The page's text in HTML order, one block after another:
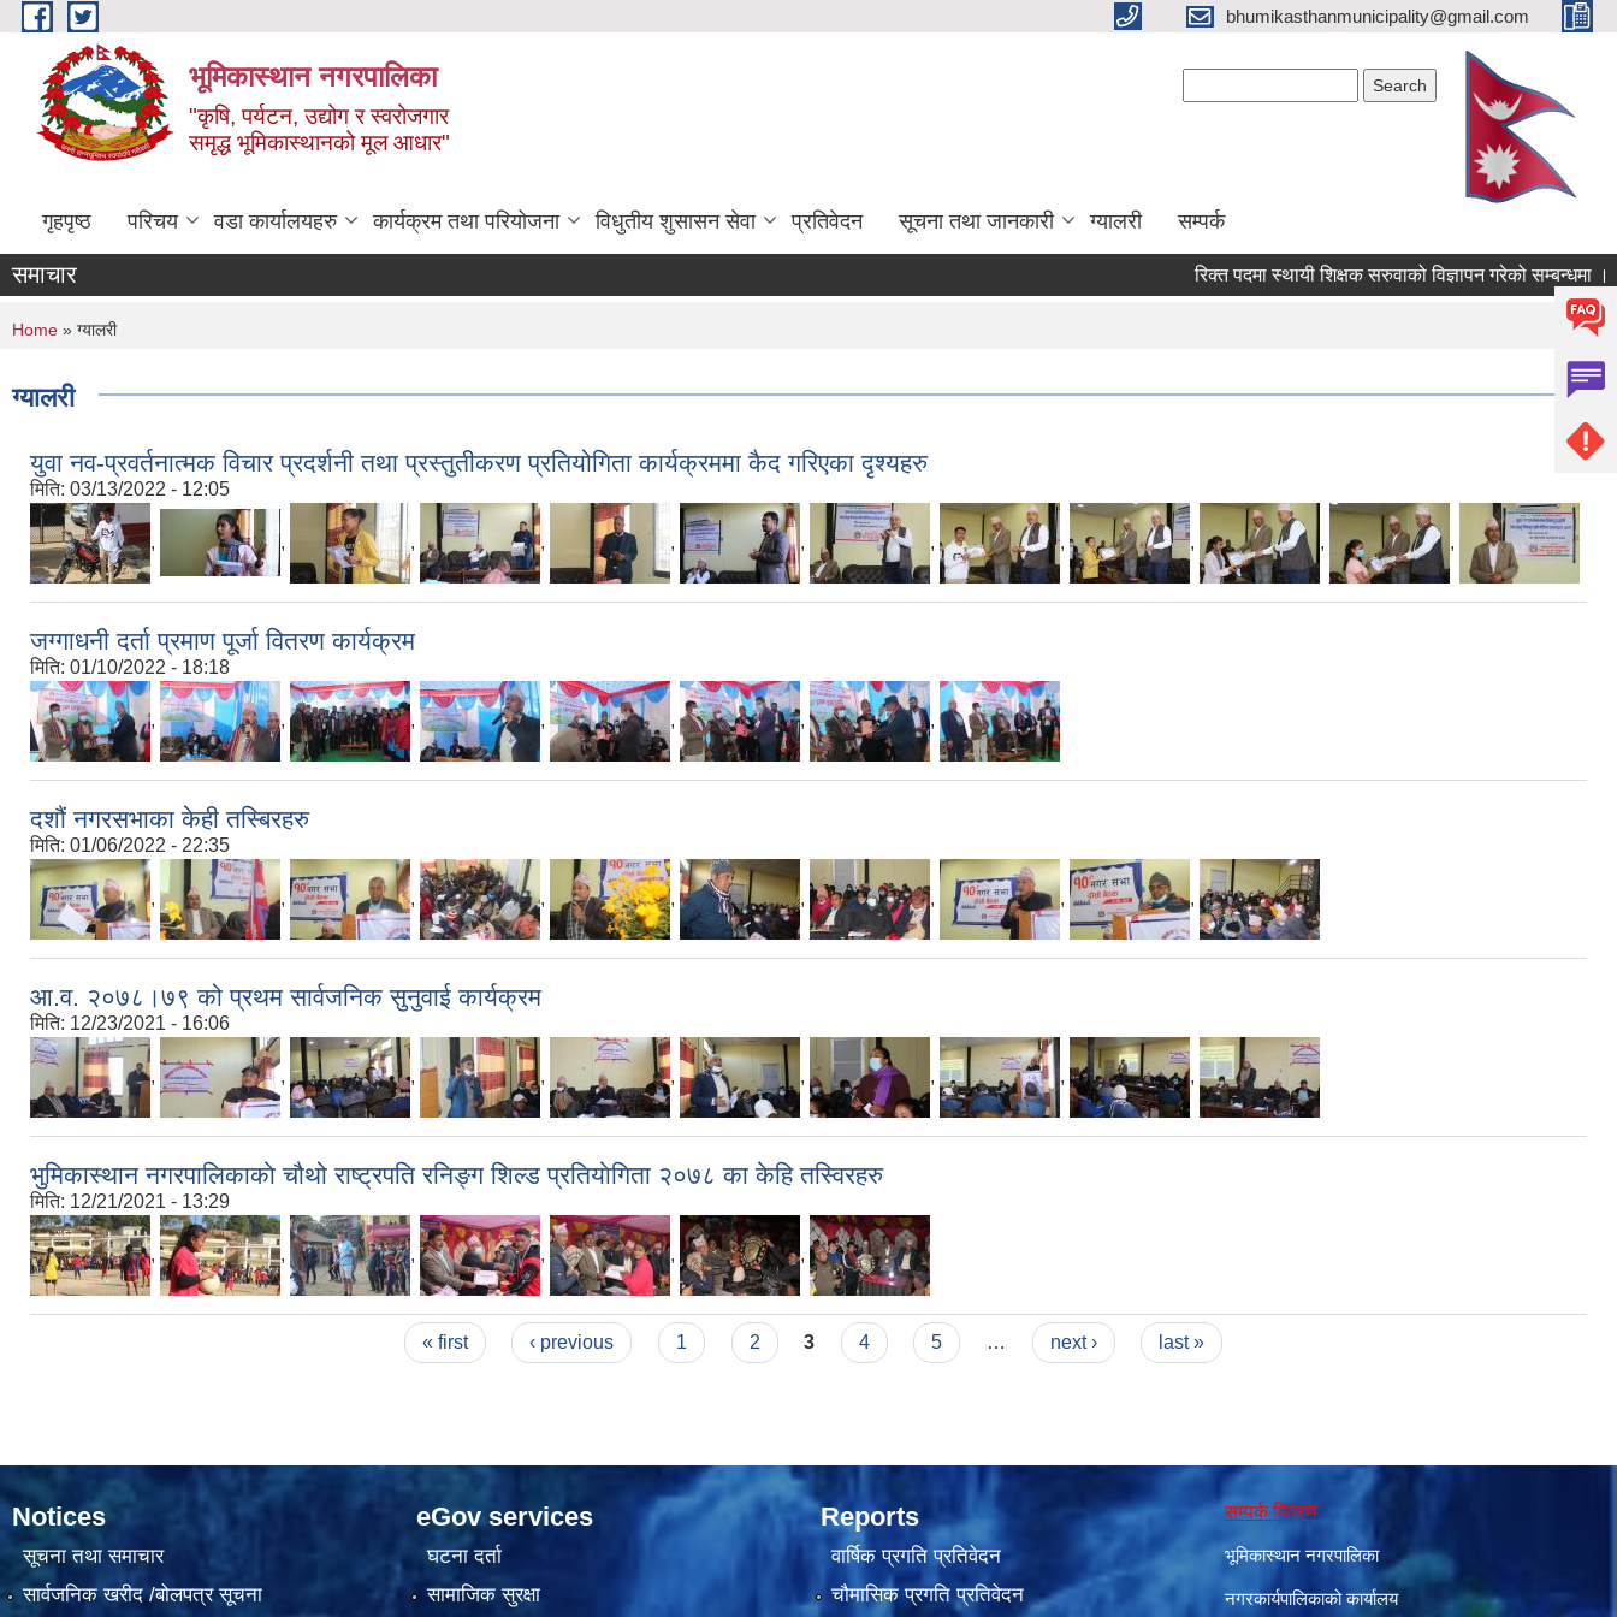
Skip to main content bhumikasthanmunicipality@gmail.com
भूमिकास्थान नगरपालिका
"कृषि, पर्यटन, उद्योग र स्वरोजगार
समृद्ध भूमिकास्थानको मूल आधार"
गृहपृष्ठ परिचय वडा कार्यालयहरु कार्यक्रम तथा परियोजना विधुतीय शुसासन सेवा प्रतिवेदन सूचना तथा जानकारी ग्यालरी सम्पर्क
समाचार रिक्त पदमा स्थायी शिक्षक सरुवाको विज्ञापन गरेको सम्बन्धमा ।
You are here
Home » ग्यालरी
ग्यालरी
युवा नव-प्रवर्तनात्मक विचार प्रदर्शनी तथा प्रस्तुतीकरण प्रतियोगिता कार्यक्रममा कैद गरिएका दृश्यहरु
मिति: 03/13/2022 - 12:05
, , , , , , , , , , ,
जग्गाधनी दर्ता प्रमाण पूर्जा वितरण कार्यक्रम
मिति: 01/10/2022 - 18:18
, , , , , , ,
दशौं नगरसभाका केही तस्बिरहरु
मिति: 01/06/2022 - 22:35
, , , , , , , , ,
आ.व. २०७८।७९ को प्रथम सार्वजनिक सुनुवाई कार्यक्रम
मिति: 12/23/2021 - 16:06
, , , , , , , , ,
भुमिकास्थान नगरपालिकाकाे चौथो राष्ट्रपति रनिङ्ग शिल्ड प्रतियाेगिता २०७८ का केहि तस्विरहरु
मिति: 12/21/2021 - 13:29
, , , , , ,
« first ‹ previous 1 2 3 4 5 … next › last »
Notices
सूचना तथा समाचार
सार्वजनिक खरीद /बोलपत्र सूचना
eGov services
घटना दर्ता
सामाजिक सुरक्षा
Reports
वार्षिक प्रगति प्रतिवेदन
चौमासिक प्रगति प्रतिवेदन
सम्पर्क विवरण
भूमिकास्थान नगरपालिका
नगरकार्यपालिकाको कार्यालय